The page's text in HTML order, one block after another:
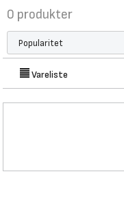
0 produkter
Vareliste